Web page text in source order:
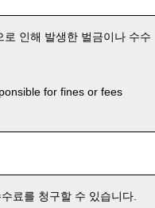
인해 발생한 벌금이나 수수
for fines or fees
료를 청구할 수 있습니다.